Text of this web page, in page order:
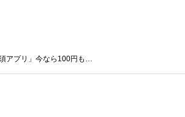
アプリ」今なら100円も…